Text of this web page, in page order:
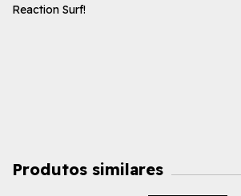
Reaction Surf!
Produtos similares